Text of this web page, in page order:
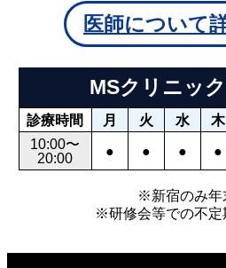
医師について
MSクリニッ
診療時間 月 火 水 木
10:00〜
20:00
● ● ● ●
※新宿のみ年
※研修会等での不定